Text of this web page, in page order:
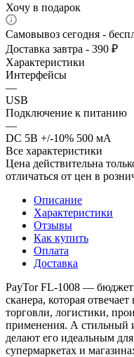
Хочу в подарок
Самовывоз сегодня -
Доставка завтра - 390 ₽
Характеристики
Интерфейсы
—
USB
Подключение к питанию
—
DC 5В +/-10% 500 мА
Все характеристики
Цена действительна
отличаться от цен в
Описание
Характеристики
Отзывы
Как купить
Оплата
Доставка
PayTor FL-1008 —
сканера, которая
торговли, логистики,
применения. А стильный
делают его идеальным
супермаркетах и